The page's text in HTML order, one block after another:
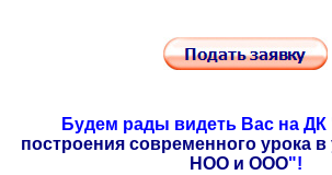
Будем рады видеть Вас на ДК
построения современного урока
НОО и ООО"!